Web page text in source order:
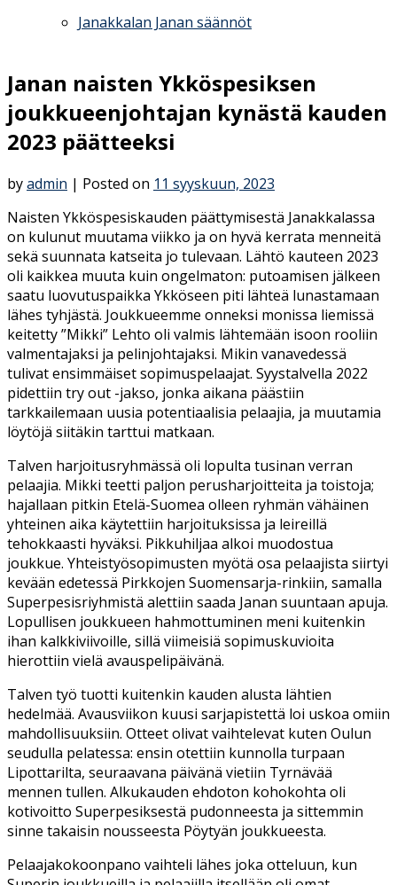
Janakkalan Janan säännöt
Janan naisten Ykköspesiksen
joukkueenjohtajan kynästä kauden
2023 päätteeksi
byadmin | Posted on 11 syyskuun, 2023
Naisten Ykköspesiskauden päättymisestä Janakkalassa
on kulunut muutama viikko ja on hyvä kerrata menneitä
sekä suunnata katseita jo tulevaan. Lähtö kauteen 2023
oli kaikkea muuta kuin ongelmaton: putoamisen jälkeen
saatu luovutuspaikka Ykköseen piti lähteä lunastamaan
lähes tyhjästä. Joukkueemme onneksi monissa liemissä
keitetty ”Mikki” Lehto oli valmis lähtemään isoon rooliin
valmentajaksi ja pelinjohtajaksi. Mikin vanavedessä
tulivat ensimmäiset sopimuspelaajat. Syystalvella 2022
pidettiin try out -jakso, jonka aikana päästiin
tarkkailemaan uusia potentiaalisia pelaajia, ja muutamia
löytöjä siitäkin tarttui matkaan.
Talven harjoitusryhmässä oli lopulta tusinan verran
pelaajia. Mikki teetti paljon perusharjoitteita ja toistoja;
hajallaan pitkin Etelä-Suomea olleen ryhmän vähäinen
yhteinen aika käytettiin harjoituksissa ja leireillä
tehokkaasti hyväksi. Pikkuhiljaa alkoi muodostua
joukkue. Yhteistyösopimusten myötä osa pelaajista siirtyi
kevään edetessä Pirkkojen Suomensarja-rinkiin, samalla
Superpesisriyhmistä alettiin saada Janan suuntaan apuja.
Lopullisen joukkueen hahmottuminen meni kuitenkin
ihan kalkkiviivoille, sillä viimeisiä sopimuskuvioita
hierottiin vielä avauspelipäivänä.
Talven työ tuotti kuitenkin kauden alusta lähtien
hedelmää. Avausviikon kuusi sarjapistettä loi uskoa omiin
mahdollisuuksiin. Otteet olivat vaihtelevat kuten Oulun
seudulla pelatessa: ensin otettiin kunnolla turpaan
Lipottarilta, seuraavana päivänä vietiin Tyrnävää
mennen tullen. Alkukauden ehdoton kohokohta oli
kotivoitto Superpesiksestä pudonneesta ja sittemmin
sinne takaisin nousseesta Pöytyän joukkueesta.
Pelaajakokoonpano vaihteli lähes joka otteluun, kun